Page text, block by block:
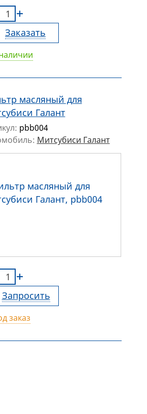
Заказать
масляный для
Галант
pbb004
Митсубиси Галант
Запросить
заказ